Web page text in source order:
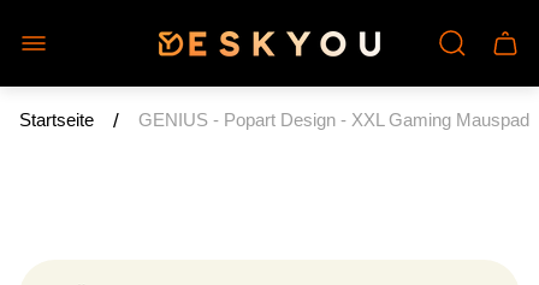
Laden-
Logo"
Startseite / GENIUS - Popart Design - XXL Gaming Mauspad